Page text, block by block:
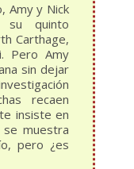
Amy y Nick
su quinto
Carthage,
Pero Amy
sin dejar
recaen
insiste en
muestra
pero ¿es